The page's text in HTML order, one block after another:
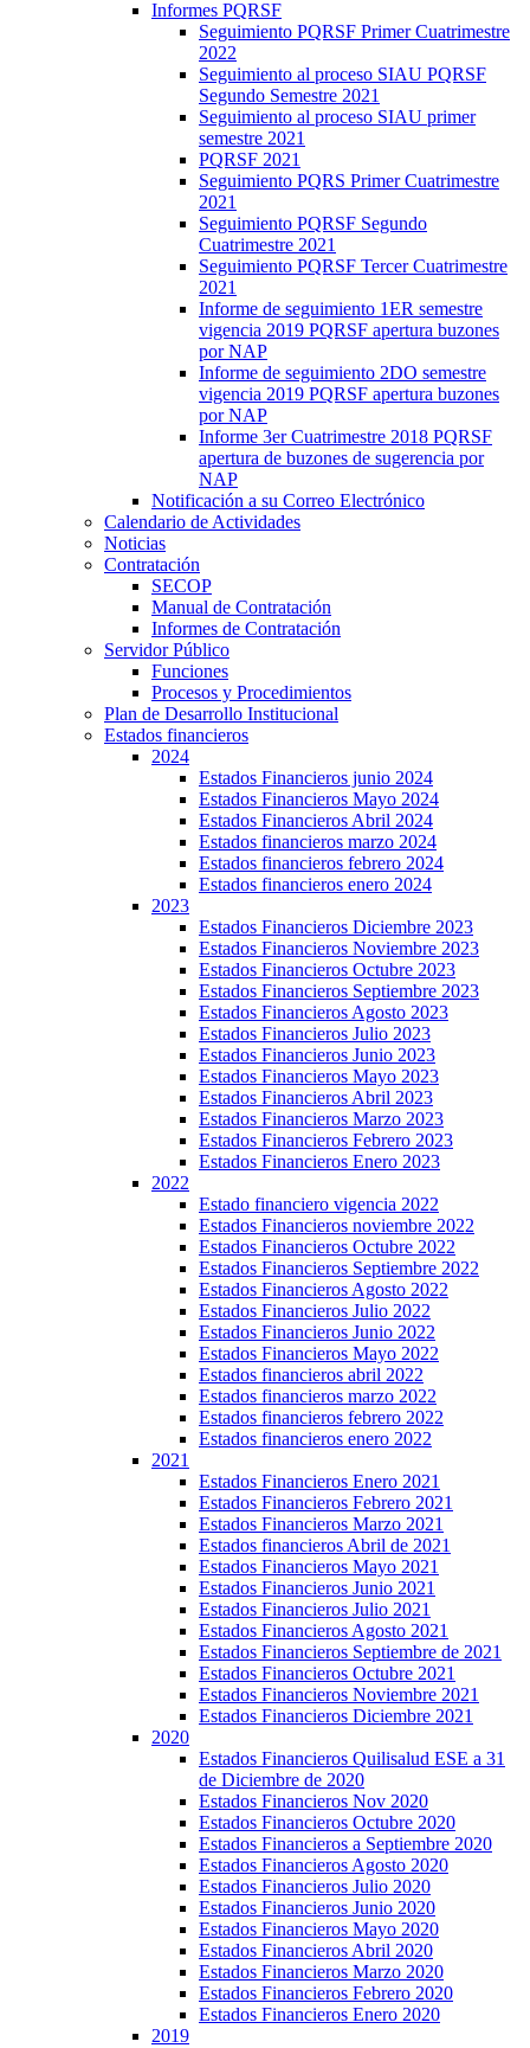
Informes PQRSF
Seguimiento PQRSF Primer Cuatrimestre
2022
Seguimiento al proceso SIAU PQRSF
Segundo Semestre 2021
Seguimiento al proceso SIAU primer
semestre 2021
PQRSF 2021
Seguimiento PQRS Primer Cuatrimestre
2021
Seguimiento PQRSF Segundo
Cuatrimestre 2021
Seguimiento PQRSF Tercer Cuatrimestre
2021
Informe de seguimiento 1ER semestre
vigencia 2019 PQRSF apertura buzones
por NAP
Informe de seguimiento 2DO semestre
vigencia 2019 PQRSF apertura buzones
por NAP
Informe 3er Cuatrimestre 2018 PQRSF
apertura de buzones de sugerencia por
NAP
Notificación a su Correo Electrónico
Calendario de Actividades
Noticias
Contratación
SECOP
Manual de Contratación
Informes de Contratación
Servidor Público
Funciones
Procesos y Procedimientos
Plan de Desarrollo Institucional
Estados financieros
2024
Estados Financieros junio 2024
Estados Financieros Mayo 2024
Estados Financieros Abril 2024
Estados financieros marzo 2024
Estados financieros febrero 2024
Estados financieros enero 2024
2023
Estados Financieros Diciembre 2023
Estados Financieros Noviembre 2023
Estados Financieros Octubre 2023
Estados Financieros Septiembre 2023
Estados Financieros Agosto 2023
Estados Financieros Julio 2023
Estados Financieros Junio 2023
Estados Financieros Mayo 2023
Estados Financieros Abril 2023
Estados Financieros Marzo 2023
Estados Financieros Febrero 2023
Estados Financieros Enero 2023
2022
Estado financiero vigencia 2022
Estados Financieros noviembre 2022
Estados Financieros Octubre 2022
Estados Financieros Septiembre 2022
Estados Financieros Agosto 2022
Estados Financieros Julio 2022
Estados Financieros Junio 2022
Estados Financieros Mayo 2022
Estados financieros abril 2022
Estados financieros marzo 2022
Estados financieros febrero 2022
Estados financieros enero 2022
2021
Estados Financieros Enero 2021
Estados Financieros Febrero 2021
Estados Financieros Marzo 2021
Estados financieros Abril de 2021
Estados Financieros Mayo 2021
Estados Financieros Junio 2021
Estados Financieros Julio 2021
Estados Financieros Agosto 2021
Estados Financieros Septiembre de 2021
Estados Financieros Octubre 2021
Estados Financieros Noviembre 2021
Estados Financieros Diciembre 2021
2020
Estados Financieros Quilisalud ESE a 31
de Diciembre de 2020
Estados Financieros Nov 2020
Estados Financieros Octubre 2020
Estados Financieros a Septiembre 2020
Estados Financieros Agosto 2020
Estados Financieros Julio 2020
Estados Financieros Junio 2020
Estados Financieros Mayo 2020
Estados Financieros Abril 2020
Estados Financieros Marzo 2020
Estados Financieros Febrero 2020
Estados Financieros Enero 2020
2019